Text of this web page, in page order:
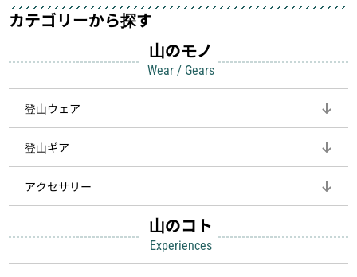
カテゴリーから探す
山のモノ
Wear / Gears
登山ウェア
登山ギア
アクセサリー
山のコト
Experiences